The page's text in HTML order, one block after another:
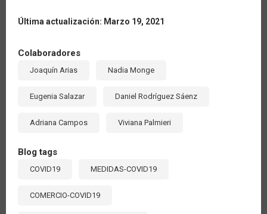
Última actualización: Marzo 19, 2021
Colaboradores
Joaquín Arias Nadia Monge
Eugenia Salazar Daniel Rodríguez Sáenz
Adriana Campos Viviana Palmieri
Blog tags
COVID19 MEDIDAS-COVID19
COMERCIO-COVID19